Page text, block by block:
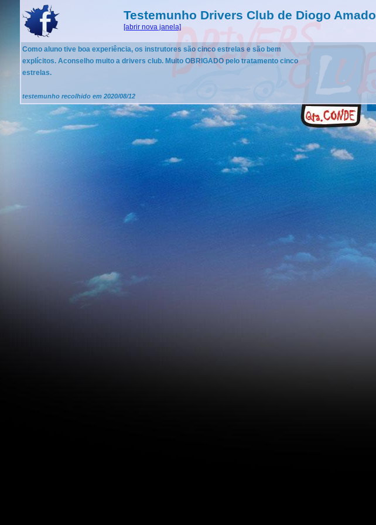
Testemunho Drivers Club de Diogo Amado
[abrir nova janela]
Como aluno tive boa experiência, os instrutores são cinco estrelas e são bem
explícitos. Aconselho muito a drivers club. Muito OBRIGADO pelo tratamento cinco
estrelas.
testemunho recolhido em 2020/08/12